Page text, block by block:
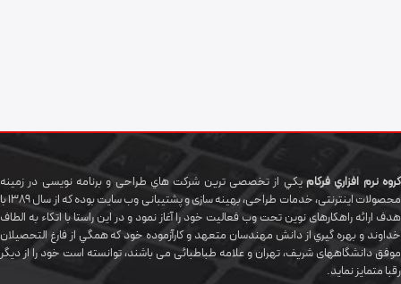
گروه نرم افزاري فرکام يکي از تخصصی ترين شرکت هاي طراحی و برنامه نویسی در زمینه
محصولات اینترنتی، خدمات طراحی، بهینه سازی و پشتیبانی وب سایت بوده که از سال 1389 با
هدف ارائه راهکارهای نوین تحت وب فعالیت خود را آغاز نمود و در این راستا با اتکاء به الطاف
خداوند و بهره گيري از دانش مهندسان متعهد و کارآزموده خود که همگي از فارغ التحصیلان
موفق دانشگاههای شريف، تهران و علامه طباطبائی می باشند، توانسته است خود را از دیگر
رقبا متمایز نماید.